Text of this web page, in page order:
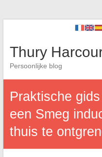
Thury
Persoonlijke blog
Praktische
een Smeg
thuis te